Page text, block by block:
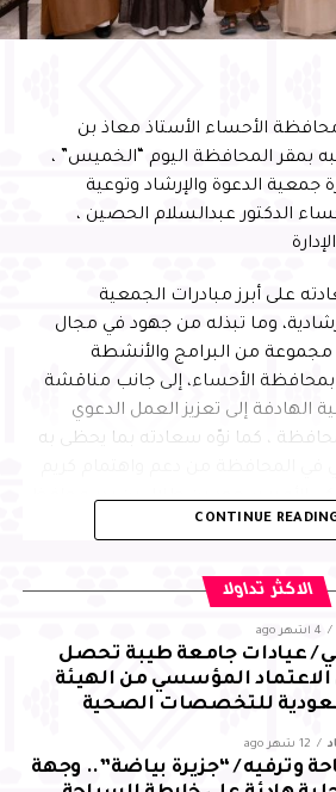
الأحساء الأستاذ معاذ بن
بمقر المحافظة اليوم “الخميس” ،
الدعوة والإرشاد وتوعية
الدكتور عبدالسلام الحصين ،
على أبرز مبادرات الجمعية
وما تبذله من جهود في مجال
مجموعة من البرامج والأنشطة
بمحافظة الأحساء، إلى جانب مناقشة
الهادفة إلى تعزيز العمل الدعوي
، كما نوّه سعادته بما يحظى به
الأمير سعود بن طلال بن بدر محافظ
على متابعة المبادرات والبرامج
على الوجه الأمثل، بما ينعكس إيجابًا
تطلعاته
رئيس مجلس إدارة الجمعية الدكتور
لسعادة وكيل المحافظة على
مثمّنًا دعم واهتمام سمو محافظ
والدعوي في المحافظة
CONTINUE
الاكثر تداولا
4 أشهر ago
/ عيادات جامعة طيبة تحصل
الاعتماد المؤسسي من الهيئة
للتخصصات الصحية
12 شهر ago
وترفيه / “جزيرة بياضة”.. وجهة